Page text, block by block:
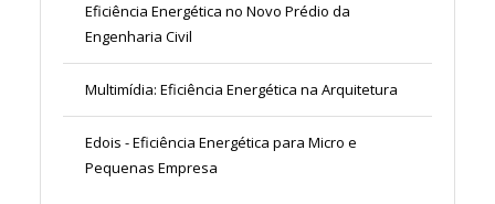
Eficiência Energética no Novo Prédio da
Engenharia Civil
Multimídia: Eficiência Energética na Arquitetura
Edois - Eficiência Energética para Micro e
Pequenas Empresa